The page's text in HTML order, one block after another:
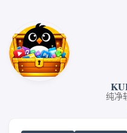
纯净